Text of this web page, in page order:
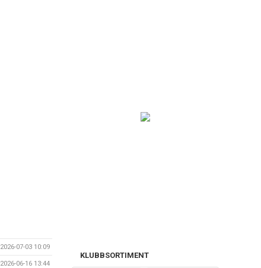
2026-07-03 10:09
2026-06-16 13:44
KLUBBSORTIMENT